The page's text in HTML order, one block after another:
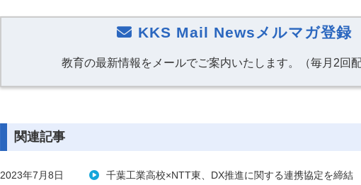
KKS Mail Newsメルマガ登録
教育の最新情報をメールでご案内いたします。（毎月2回配
関連記事
2023年7月8日
千葉工業高校×NTT東、DX推進に関する連携協定を締結